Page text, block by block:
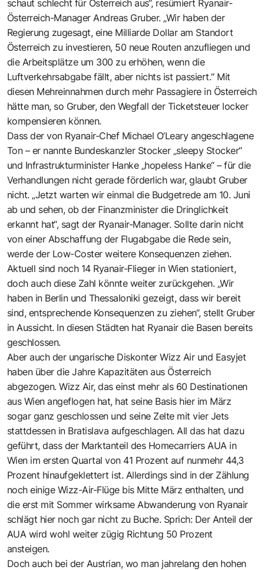
schaut schlecht für Österreich aus“, resümiert Ryanair-
Österreich-Manager Andreas Gruber. „Wir haben der
Regierung zugesagt, eine Milliarde Dollar am Standort
Österreich zu investieren, 50 neue Routen anzufliegen und
die Arbeitsplätze um 300 zu erhöhen, wenn die
Luftverkehrsabgabe fällt, aber nichts ist passiert.“ Mit
diesen Mehreinnahmen durch mehr Passagiere in Österreich
hätte man, so Gruber, den Wegfall der Ticketsteuer locker
kompensieren können.
Dass der von Ryanair-Chef Michael O’Leary angeschlagene
Ton – er nannte Bundeskanzler Stocker „sleepy Stocker“
und Infrastrukturminister Hanke „hopeless Hanke“ – für die
Verhandlungen nicht gerade förderlich war, glaubt Gruber
nicht. „Jetzt warten wir einmal die Budgetrede am 10. Juni
ab und sehen, ob der Finanzminister die Dringlichkeit
erkannt hat“, sagt der Ryanair-Manager. Sollte darin nicht
von einer Abschaffung der Flugabgabe die Rede sein,
werde der Low-Coster weitere Konsequenzen ziehen.
Aktuell sind noch 14 Ryanair-Flieger in Wien stationiert,
doch auch diese Zahl könnte weiter zurückgehen. „Wir
haben in Berlin und Thessaloniki gezeigt, dass wir bereit
sind, entsprechende Konsequenzen zu ziehen“, stellt Gruber
in Aussicht. In diesen Städten hat Ryanair die Basen bereits
geschlossen.
Aber auch der ungarische Diskonter Wizz Air und Easyjet
haben über die Jahre Kapazitäten aus Österreich
abgezogen. Wizz Air, das einst mehr als 60 Destinationen
aus Wien angeflogen hat, hat seine Basis hier im März
sogar ganz geschlossen und seine Zelte mit vier Jets
stattdessen in Bratislava aufgeschlagen. All das hat dazu
geführt, dass der Marktanteil des Homecarriers AUA in
Wien im ersten Quartal von 41 Prozent auf nunmehr 44,3
Prozent hinaufgeklettert ist. Allerdings sind in der Zählung
noch einige Wizz-Air-Flüge bis Mitte März enthalten, und
die erst mit Sommer wirksame Abwanderung von Ryanair
schlägt hier noch gar nicht zu Buche. Sprich: Der Anteil der
AUA wird wohl weiter zügig Richtung 50 Prozent
ansteigen.
Doch auch bei der Austrian, wo man jahrelang den hohen